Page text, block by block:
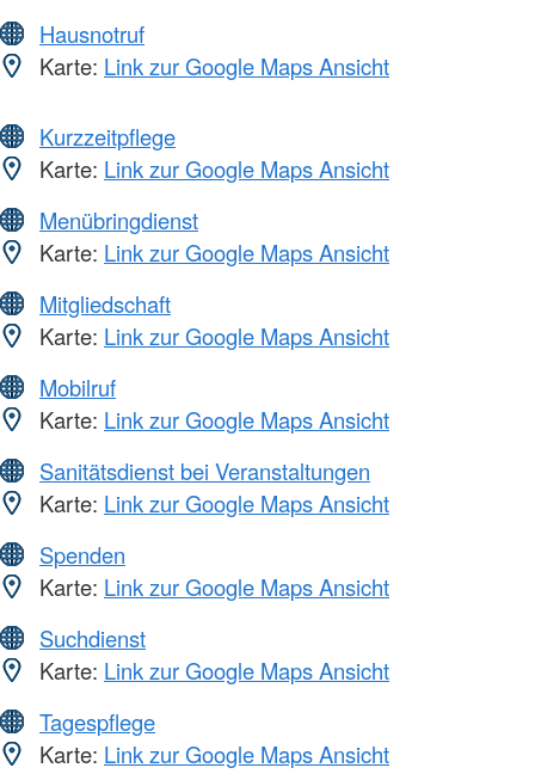
Hausnotruf
Karte: Link zur Google Maps Ansicht
Kurzzeitpflege
Karte: Link zur Google Maps Ansicht
Menübringdienst
Karte: Link zur Google Maps Ansicht
Mitgliedschaft
Karte: Link zur Google Maps Ansicht
Mobilruf
Karte: Link zur Google Maps Ansicht
Sanitätsdienst bei Veranstaltungen
Karte: Link zur Google Maps Ansicht
Spenden
Karte: Link zur Google Maps Ansicht
Suchdienst
Karte: Link zur Google Maps Ansicht
Tagespflege
Karte: Link zur Google Maps Ansicht